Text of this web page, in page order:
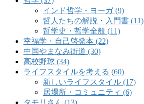
インド哲学・ヨーガ (9)
哲人たちの解説・入門書 (11)
哲学史・哲学全般 (11)
幸福学・自己啓発本 (22)
中国やまなみ街道 (30)
高校野球 (34)
ライフスタイルを考える (60)
新しいライフスタイル (17)
居場所・コミュニティ (6)